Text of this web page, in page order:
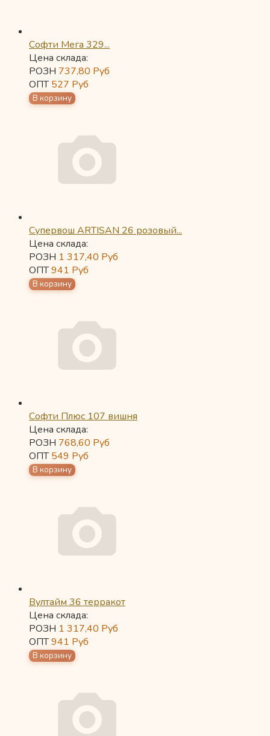
Софти Мега 329...
Цена склада:
РОЗН 737,80 Руб
ОПТ527 Руб
Супервош ARTISAN 26 розовый...
Цена склада:
РОЗН 1 317,40 Руб
ОПТ941 Руб
Софти Плюс 107 вишня
Цена склада:
РОЗН 768,60 Руб
ОПТ549 Руб
Вултайм 36 терракот
Цена склада:
РОЗН 1 317,40 Руб
ОПТ941 Руб